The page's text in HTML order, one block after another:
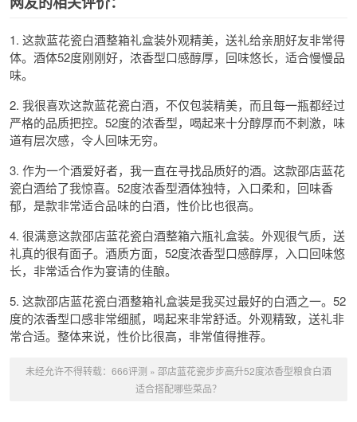
1. 这款蓝花瓷白酒整箱礼盒装外观精美，送礼给亲朋好友非常得
体。酒体52度刚刚好，浓香型口感醇厚，回味悠长，适合慢慢品
味。
2. 我很喜欢这款蓝花瓷白酒，不仅包装精美，而且每一瓶都经过
严格的品质把控。52度的浓香型，喝起来十分醇厚而不刺激，味
道有层次感，令人回味无穷。
3. 作为一个酒爱好者，我一直在寻找品质好的酒。这款邵店蓝花
瓷白酒给了我惊喜。52度浓香型酒体独特，入口柔和，回味香
郁，是款非常适合品味的白酒，性价比也很高。
4. 很满意这款邵店蓝花瓷白酒整箱六瓶礼盒装。外观很气质，送
礼真的很有面子。酒质方面，52度浓香型口感醇厚，入口回味悠
长，非常适合作为宴请的佳酿。
5. 这款邵店蓝花瓷白酒整箱礼盒装是我买过最好的白酒之一。52
度的浓香型口感非常细腻，喝起来非常舒适。外观精致，送礼非
常合适。整体来说，性价比很高，非常值得推荐。
未经允许不得转载： 666评测 » 邵店蓝花瓷步步高升52度浓香型粮食白酒
适合搭配哪些菜品？